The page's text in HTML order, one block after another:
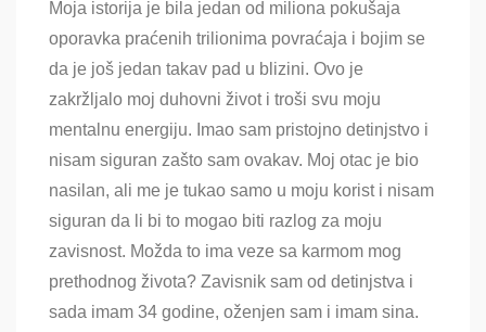
Moja istorija je bila jedan od miliona pokušaja
oporavka praćenih trilionima povraćaja i bojim se
da je još jedan takav pad u blizini. Ovo je
zakržljalo moj duhovni život i troši svu moju
mentalnu energiju. Imao sam pristojno detinjstvo i
nisam siguran zašto sam ovakav. Moj otac je bio
nasilan, ali me je tukao samo u moju korist i nisam
siguran da li bi to mogao biti razlog za moju
zavisnost. Možda to ima veze sa karmom mog
prethodnog života? Zavisnik sam od detinjstva i
sada imam 34 godine, oženjen sam i imam sina.